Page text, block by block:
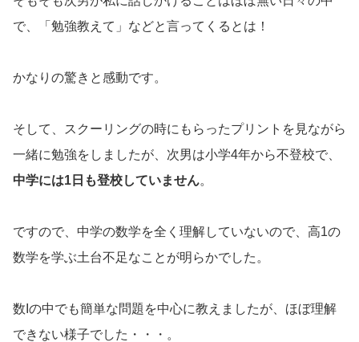
で、「勉強教えて」などと言ってくるとは！
かなりの驚きと感動です。
そして、スクーリングの時にもらったプリントを見ながら
一緒に勉強をしましたが、次男は小学4年から不登校で、
中学には1日も登校していません。
ですので、中学の数学を全く理解していないので、高1の
数学を学ぶ土台不足なことが明らかでした。
数Iの中でも簡単な問題を中心に教えましたが、ほぼ理解
できない様子でした・・・。